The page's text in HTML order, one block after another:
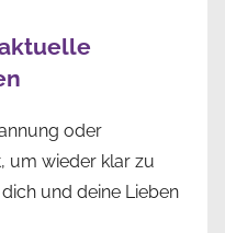
oder
um wieder klar zu
und deine Lieben